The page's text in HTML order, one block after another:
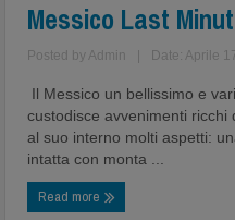
Messico Last
Posted by Admin Date: Aprile
Il Messico un bellissimo e
custodisce avvenimenti ricchi
al suo interno molti aspetti:
intatta con monta ...
Read more